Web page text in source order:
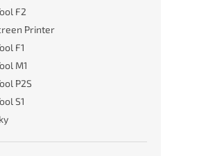
F2
Printer
F1
M1
P2S
S1